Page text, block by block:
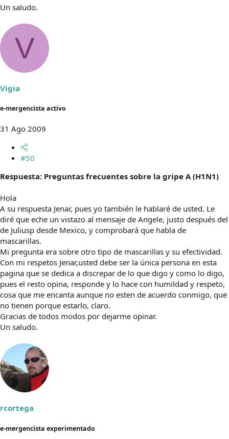
Un saludo.
V
Vigia
e-mergencista activo
31 Ago 2009
#50
Respuesta: Preguntas frecuentes sobre la gripe A (H1N1)
Hola
A su respuesta Jenar, pues yo también le hablaré de usted. Le
diré que eche un vistazo al mensaje de Angele, justo después del
de Juliusp desde Mexico, y comprobará que habla de
mascarillas.
Mi pregunta era sobre otro tipo de mascarillas y su efectividad.
Con mi respetos Jenar,usted debe ser la única persona en esta
pagina que se dedica a discrepar de lo que digo y como lo digo,
pues el resto opina, responde y lo hace con humildad y respeto,
cosa que me encanta aunque no esten de acuerdo conmigo, que
no tienen porque estarlo, claro.
Gracias de todos modos por dejarme opinar.
Un saludo.
rcortega
e-mergencista experimentado